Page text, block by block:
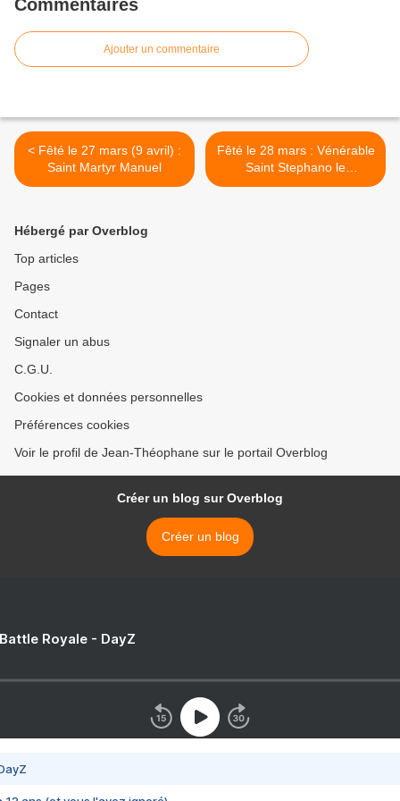
Commentaires
Ajouter un commentaire
< Fêté le 27 mars (9 avril) :
Saint Martyr Manuel
Fêté le 28 mars : Vénérable
Saint Stephano le
Thaumaturge le Higoumène
Hébergé par Overblog
Top articles
Pages
Contact
Signaler un abus
C.G.U.
Cookies et données personnelles
Préférences cookies
Voir le profil de Jean-Théophane sur le portail Overblog
Créer un blog sur Overblog
Créer un blog
Royale - DayZ